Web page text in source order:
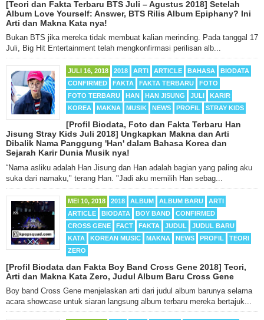
[Teori dan Fakta Terbaru BTS Juli – Agustus 2018] Setelah
Album Love Yourself: Answer, BTS Rilis Album Epiphany? Ini
Arti dan Makna Kata nya!
Bukan BTS jika mereka tidak membuat kalian merinding. Pada tanggal 17
Juli, Big Hit Entertainment telah mengkonfirmasi perilisan alb...
JULI 16, 2018 2018 ARTI ARTICLE BAHASA
BIODATA
CONFIRMED
FAKTA FAKTA TERBARU
FOTO
FOTO TERBARU
HAN HAN JISUNG JULI
KARIR
KOREA
MAKNA MUSIK NEWS PROFIL STRAY KIDS
[Profil Biodata, Foto dan Fakta Terbaru Han
Jisung Stray Kids Juli 2018] Ungkapkan Makna dan Arti
Dibalik Nama Panggung 'Han' dalam Bahasa Korea dan
Sejarah Karir Dunia Musik nya!
“Nama asliku adalah Han Jisung dan Han adalah bagian yang paling aku
suka dari namaku," terang Han. "Jadi aku memilih Han sebag...
MEI 10, 2018 2018 ALBUM ALBUM BARU
ARTI
ARTICLE
BIODATA BOY BAND
CONFIRMED
CROSS GENE
FACT FAKTA JUDUL
JUDUL BARU
KATA
KOREAN MUSIC MAKNA NEWS PROFIL
TEORI
ZERO
[Profil Biodata dan Fakta Boy Band Cross Gene 2018] Teori,
Arti dan Makna Kata Zero, Judul Album Baru Cross Gene
Boy band Cross Gene menjelaskan arti dari judul album barunya selama
acara showcase untuk siaran langsung album terbaru mereka bertajuk...